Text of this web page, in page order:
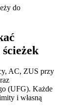
do
AC, ZUS przy
(UFG). Każde
i własną